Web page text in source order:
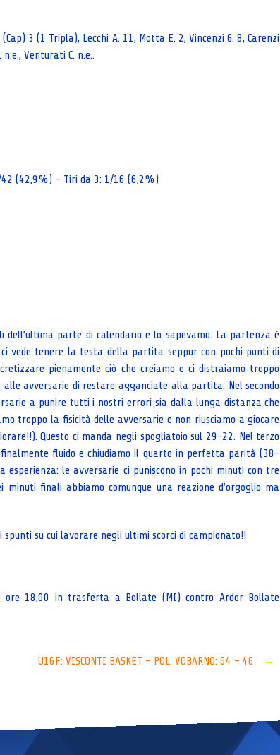
3 (1 Tripla), Lecchi A. 11, Motta E. 2, Vincenzi G. 8, Carenzi
n.e., Venturati C. n.e..
(42,9%) – Tiri da 3: 1/16 (6,2%)
parte di calendario e lo sapevamo. La partenza è
vede tenere la testa della partita seppur con pochi punti di
pienamente ciò che creiamo e ci distraiamo troppo
alle avversarie di restare agganciate alla partita. Nel secondo
a punire tutti i nostri errori sia dalla lunga distanza che
troppo la fisicità delle avversarie e non riusciamo a giocare
Questo ci manda negli spogliatoio sul 29-22. Nel terzo
fluido e chiudiamo il quarto in perfetta parità (38-
le avversarie ci puniscono in pochi minuti con tre
finali abbiamo comunque una reazione d’orgoglio ma
su cui lavorare negli ultimi scorci di campionato!!
ore 18,00 in trasferta a Bollate (MI) contro Ardor Bollate
U16F: VISCONTI BASKET – POL. VOBARNO: 64 – 46 →